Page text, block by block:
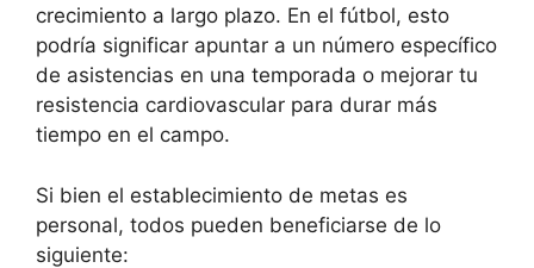
crecimiento a largo plazo. En el fútbol, esto
podría significar apuntar a un número específico
de asistencias en una temporada o mejorar tu
resistencia cardiovascular para durar más
tiempo en el campo.
Si bien el establecimiento de metas es
personal, todos pueden beneficiarse de lo
siguiente: